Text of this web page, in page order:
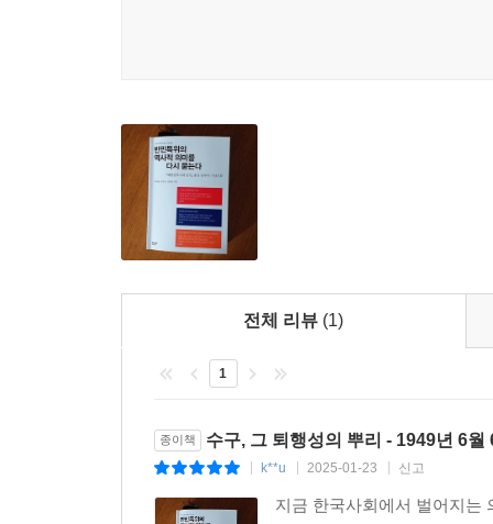
전체 리뷰 (1)
1
종이책 수구, 그 퇴행성의 뿌리 - 1949년 6월
k**u 2025-01-23 신고
지금 한국사회에서 벌어지는